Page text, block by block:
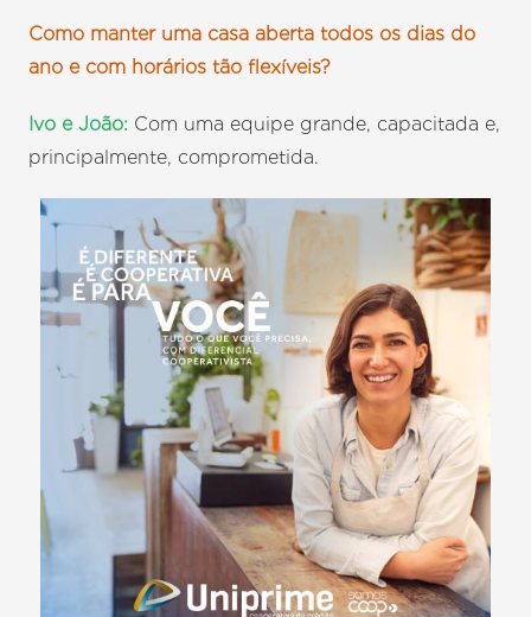
Como manter uma casa aberta todos os dias do
ano e com horários tão flexíveis?
Ivo e João: Com uma equipe grande, capacitada e,
principalmente, comprometida.